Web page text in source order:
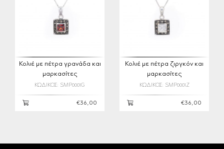
Κολιέ με πέτρα γρανάδα και
μαρκασίτες
ΚΩΔΙΚΟΣ: SMP0001G
€36,00
Κολιέ με πέτρα ζιργκόν και
μαρκασίτες
ΚΩΔΙΚΟΣ: SMP0001Z
€36,00